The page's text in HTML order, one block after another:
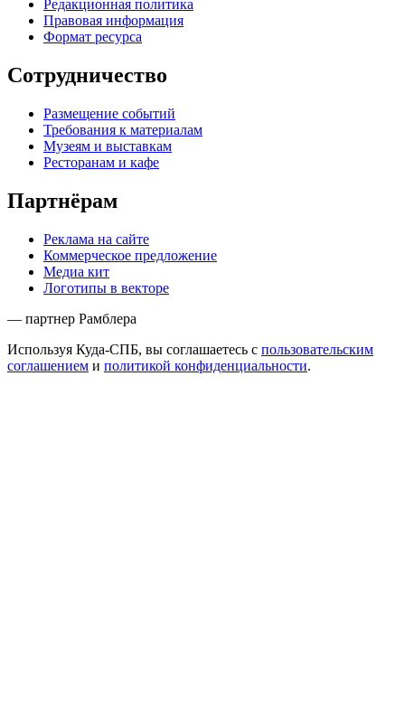
Редакционная политика
Правовая информация
Формат ресурса
Сотрудничество
Размещение событий
Требования к материалам
Музеям и выставкам
Ресторанам и кафе
Партнёрам
Реклама на сайте
Коммерческое предложение
Медиа кит
Логотипы в векторе
— партнер Рамблера
Используя Куда-СПБ, вы соглашаетесь с пользовательским
соглашением и политикой конфиденциальности.